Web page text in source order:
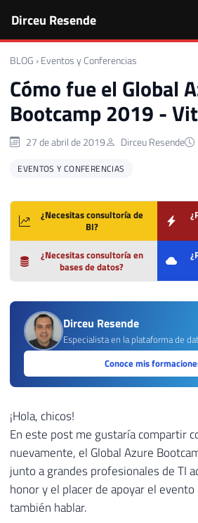
Dirceu Resende
BLOG › Eventos y Conferencias
Cómo fue el Global
Bootcamp 2019 -
27 de abril de 2019 Dirceu Resende
EVENTOS Y CONFERENCIAS
¿Necesitas consultoría de
BI?
¿Necesitas consultoría en
bases de datos?
Dirceu Resende
Especialista en la plataforma de
Conoce mis
¡Hola, chicos!
En este post me gustaría compartir
nuevamente, el Global Azure
junto a grandes profesionales de TI
honor y el placer de apoyar el
también hablar.